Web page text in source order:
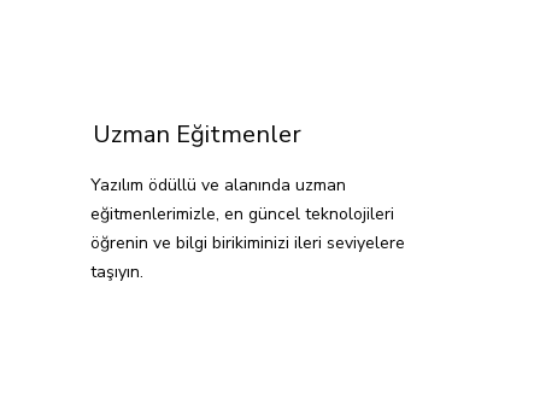
Uzman Eğitmenler
Yazılım ödüllü ve alanında uzman
eğitmenlerimizle, en güncel teknolojileri
öğrenin ve bilgi birikiminizi ileri seviyelere
taşıyın.